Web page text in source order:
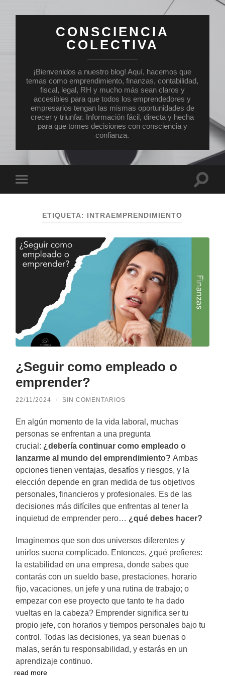
CONSCIENCIA
COLECTIVA
¡Bienvenidos a nuestro blog! Aquí, hacemos que
temas como emprendimiento, finanzas, contabilidad,
fiscal, legal, RH y mucho más sean claros y
accesibles para que todos los emprendedores y
empresarios tengan las mismas oportunidades de
crecer y triunfar. Información fácil, directa y hecha
para que tomes decisiones con consciencia y
confianza.
el
ETIQUETA: INTRAEMPRENDIMIENTO
¿Seguir como empleado o
emprender?
22/11/2024 / SIN COMENTARIOS
En algún momento de la vida laboral, muchas
personas se enfrentan a una pregunta
crucial: ¿debería continuar como empleado o
lanzarme al mundo del emprendimiento? Ambas
opciones tienen ventajas, desafíos y riesgos, y la
elección depende en gran medida de tus objetivos
personales, financieros y profesionales. Es de las
decisiones más difíciles que enfrentas al tener la
inquietud de emprender pero… ¿qué debes hacer?
Imaginemos que son dos universos diferentes y
unirlos suena complicado. Entonces, ¿qué prefieres:
la estabilidad en una empresa, donde sabes que
contarás con un sueldo base, prestaciones, horario
fijo, vacaciones, un jefe y una rutina de trabajo; o
empezar con ese proyecto que tanto te ha dado
vueltas en la cabeza? Emprender significa ser tu
propio jefe, con horarios y tiempos personales bajo tu
control. Todas las decisiones, ya sean buenas o
malas, serán tu responsabilidad, y estarás en un
aprendizaje continuo.
read more